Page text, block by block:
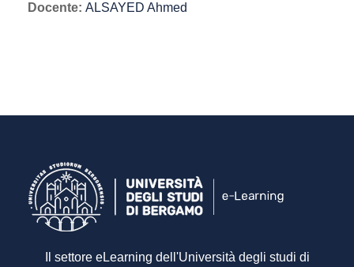
Docente: ALSAYED Ahmed
Il settore eLearning dell'Università degli studi di